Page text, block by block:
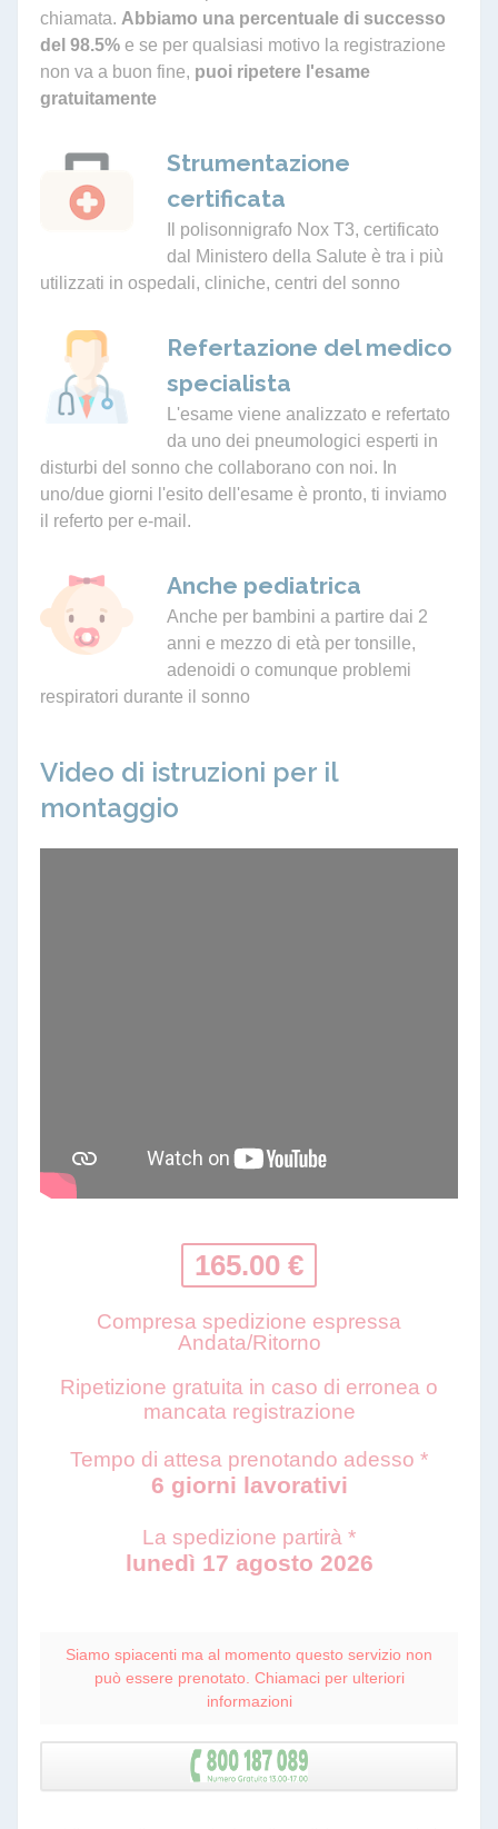
chiamata. Abbiamo una percentuale di successo
del 98.5% e se per qualsiasi motivo la registrazione
non va a buon fine, puoi ripetere l'esame
gratuitamente
Strumentazione
certificata
Il polisonnigrafo Nox T3, certificato
dal Ministero della Salute è tra i più
utilizzati in ospedali, cliniche, centri del sonno
Refertazione del medico
specialista
L'esame viene analizzato e refertato
da uno dei pneumologici esperti in
disturbi del sonno che collaborano con noi. In
uno/due giorni l'esito dell'esame è pronto, ti inviamo
il referto per e-mail.
Anche pediatrica
Anche per bambini a partire dai 2
anni e mezzo di età per tonsille,
adenoidi o comunque problemi
respiratori durante il sonno
Video di istruzioni per il
montaggio
165.00 €
Compresa spedizione espressa
Andata/Ritorno
Ripetizione gratuita in caso di erronea o
mancata registrazione
Tempo di attesa prenotando adesso *
6 giorni lavorativi
La spedizione partirà *
lunedì 17 agosto 2026
Siamo spiacenti ma al momento questo servizio non
può essere prenotato. Chiamaci per ulteriori
informazioni